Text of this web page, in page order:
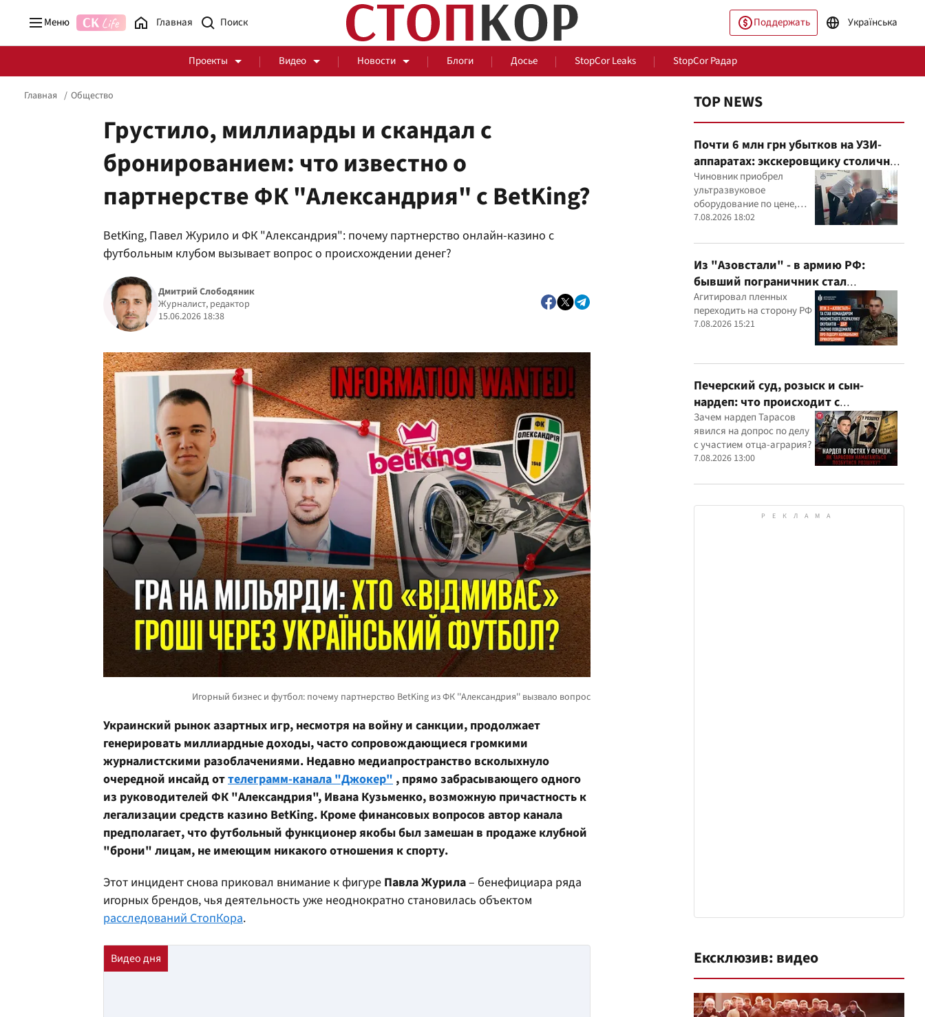
Меню Главная Поддержать Українська
Проекты Видео Новости Блоги Досье StopCor Leaks StopCor Радар
Стоп Политической Коррупции Честные закупки За оградой
События Мир
Главная Общество
Грустило, миллиарды и скандал с
бронированием: что известно о
партнерстве ФК "Александрия" с BetKing?
BetKing, Павел Журило и ФК "Александрия": почему партнерство онлайн-казино с
футбольным клубом вызывает вопрос о происхождении денег?
Дмитрий Слободяник
Журналист, редактор
15.06.2026 18:38
Украинский рынок азартных игр, несмотря на войну и санкции, продолжает
генерировать миллиардные доходы, часто сопровождающиеся громкими
журналистскими разоблачениями. Недавно медиапространство всколыхнуло
очередной инсайд оттелеграмм-канала "Джокер" , прямо забрасывающего одного
из руководителей ФК "Александрия", Ивана Кузьменко, возможную причастность к
легализации средств казино BetKing. Кроме финансовых вопросов автор канала
предполагает, что футбольный функционер якобы был замешан в продаже клубной
"брони" лицам, не имеющим никакого отношения к спорту.
Этот инцидент снова приковал внимание к фигуре Павла Журила– бенефициара ряда
игорных брендов, чья деятельность уже неоднократно становилась объектом
расследований СтопКора.
TOP NEWS
Почти 6 млн грн убытков на УЗИ-
аппаратах: экскеровщику столичной
больницы объявили подозрение
Чиновник приобрел
ультразвуковое
оборудование по цене,
которая, как установили
значительно выше
рыночной
7.08.2026 18:02
Из "Азовстали" - в армию РФ:
бывший пограничник стал
командиром минометного расчета
оккупантов
Агитировал пленных
переходить на сторону РФ
7.08.2026 15:21
Печерский суд, розыск и сын-
нардеп: что происходит с
уголовными производствами с
участием агробарона Тарасова?
Зачем нардеп Тарасов
явился на допрос по делу
с участием отца-агрария?
7.08.2026 13:00
Ексклюзив: видео